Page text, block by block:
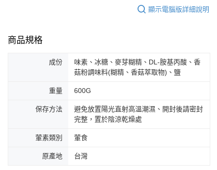
顯示電腦版詳細說明
商品規格
成份
味素、冰糖、麥芽糊精、DL-胺基丙酸、香
菇粉調味料(糊精、香菇萃取物)、鹽
重量 600G
保存方法
避免放置陽光直射高溫潮濕、開封後請密封
完整，置於陰涼乾燥處
葷素類別 葷食
原產地 台灣